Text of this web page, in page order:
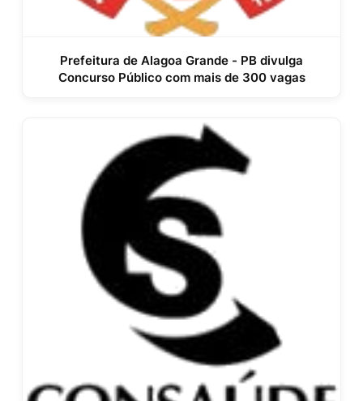
Prefeitura de Alagoa Grande - PB divulga
Concurso Público com mais de 300 vagas